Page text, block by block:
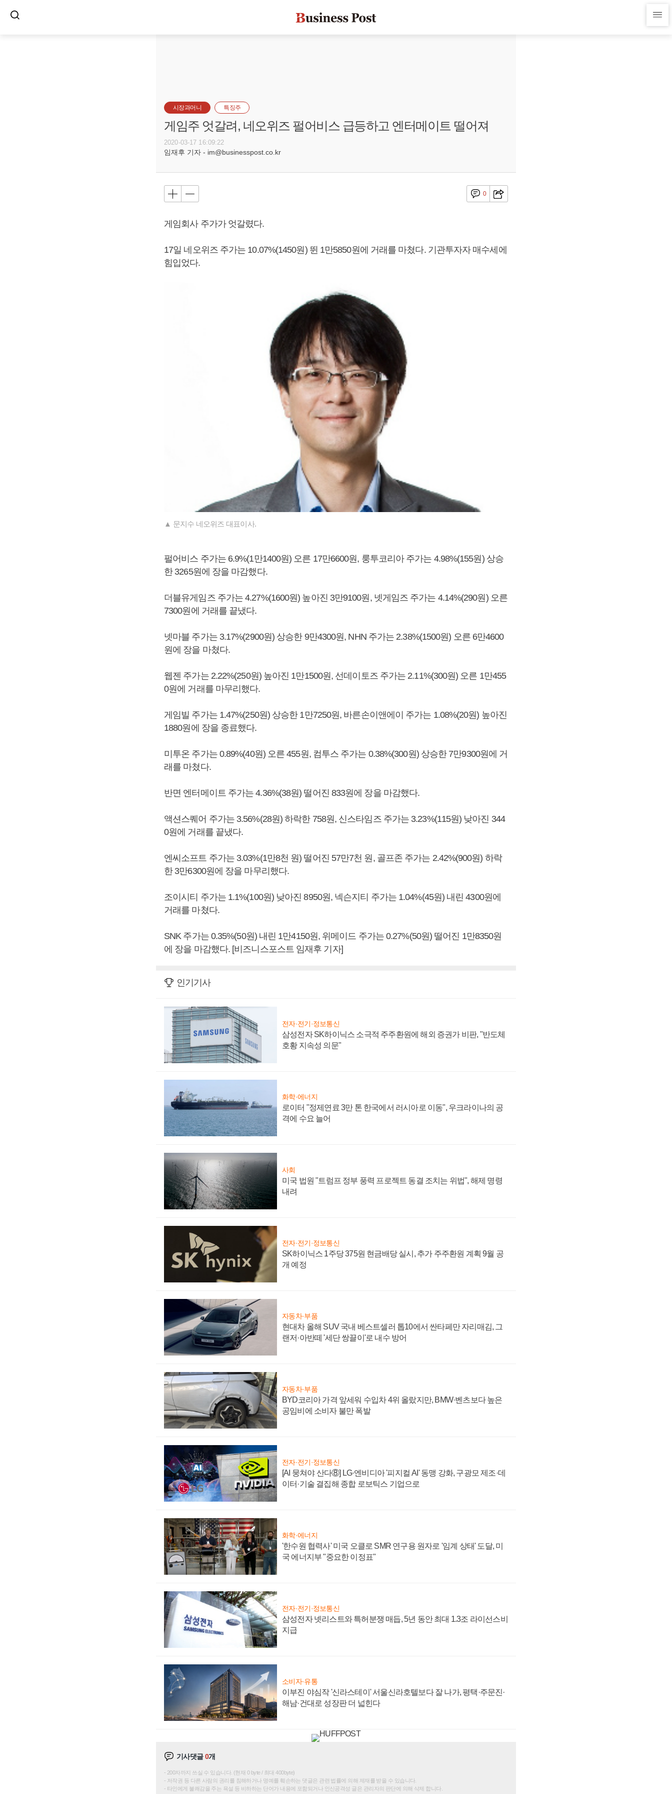
시장과머니 특징주
게임주 엇갈려, 네오위즈 펄어비스 급등하고 엔터메이트 떨어져
2020-03-17 16:09:22
임재후 기자 - im@businesspost.co.kr
0
게임회사 주가가 엇갈렸다.
17일 네오위즈 주가는 10.07%(1450원) 뛴 1만5850원에 거래를 마쳤다. 기관투자자 매수세에
힘입었다.
▲ 문지수 네오위즈 대표이사.
펄어비스 주가는 6.9%(1만1400원) 오른 17만6600원, 룽투코리아 주가는 4.98%(155원) 상승
한 3265원에 장을 마감했다.
더블유게임즈 주가는 4.27%(1600원) 높아진 3만9100원, 넷게임즈 주가는 4.14%(290원) 오른
7300원에 거래를 끝냈다.
넷마블 주가는 3.17%(2900원) 상승한 9만4300원, NHN 주가는 2.38%(1500원) 오른 6만4600
원에 장을 마쳤다.
웹젠 주가는 2.22%(250원) 높아진 1만1500원, 선데이토즈 주가는 2.11%(300원) 오른 1만455
0원에 거래를 마무리했다.
게임빌 주가는 1.47%(250원) 상승한 1만7250원, 바른손이앤에이 주가는 1.08%(20원) 높아진
1880원에 장을 종료했다.
미투온 주가는 0.89%(40원) 오른 455원, 컴투스 주가는 0.38%(300원) 상승한 7만9300원에 거
래를 마쳤다.
반면 엔터메이트 주가는 4.36%(38원) 떨어진 833원에 장을 마감했다.
액션스퀘어 주가는 3.56%(28원) 하락한 758원, 신스타임즈 주가는 3.23%(115원) 낮아진 344
0원에 거래를 끝냈다.
엔씨소프트 주가는 3.03%(1만8천 원) 떨어진 57만7천 원, 골프존 주가는 2.42%(900원) 하락
한 3만6300원에 장을 마무리했다.
조이시티 주가는 1.1%(100원) 낮아진 8950원, 넥슨지티 주가는 1.04%(45원) 내린 4300원에
거래를 마쳤다.
SNK 주가는 0.35%(50원) 내린 1만4150원, 위메이드 주가는 0.27%(50원) 떨어진 1만8350원
에 장을 마감했다. [비즈니스포스트 임재후 기자]
인기기사
전자·전기·정보통신
삼성전자 SK하이닉스 소극적 주주환원에 해외 증권가 비판, "반도체
호황 지속성 의문"
화학·에너지
로이터 "정제연료 3만 톤 한국에서 러시아로 이동", 우크라이나의 공
격에 수요 늘어
사회
미국 법원 "트럼프 정부 풍력 프로젝트 동결 조치는 위법", 해제 명령
내려
전자·전기·정보통신
SK하이닉스 1주당 375원 현금배당 실시, 추가 주주환원 계획 9월 공
개 예정
자동차·부품
현대차 올해 SUV 국내 베스트셀러 톱10에서 싼타페만 자리매김, 그
랜저·아반떼 '세단 쌍끌이'로 내수 방어
자동차·부품
BYD코리아 가격 앞세워 수입차 4위 올랐지만, BMW·벤츠보다 높은
공임비에 소비자 불만 폭발
전자·전기·정보통신
[AI 뭉쳐야 산다⑧] LG·엔비디아 '피지컬 AI' 동맹 강화, 구광모 제조·데
이터·기술 결집해 종합 로보틱스 기업으로
화학·에너지
'한수원 협력사' 미국 오클로 SMR 연구용 원자로 '임계 상태' 도달, 미
국 에너지부 "중요한 이정표"
전자·전기·정보통신
삼성전자 넷리스트와 특허분쟁 매듭, 5년 동안 최대 1.3조 라이선스비
지급
소비자·유통
이부진 야심작 '신라스테이' 서울신라호텔보다 잘 나가, 평택·주문진·
해남·건대로 성장판 더 넓힌다
기사댓글0개
200자까지 쓰실 수 있습니다. (현재 0 byte / 최대 400byte)
저작권 등 다른 사람의 권리를 침해하거나 명예를 훼손하는 댓글은 관련 법률에 의해 제재를 받을 수 있습니다.
타인에게 불쾌감을 주는 욕설 등 비하하는 단어가 내용에 포함되거나 인신공격성 글은 관리자의 판단에 의해 삭제 합니다.